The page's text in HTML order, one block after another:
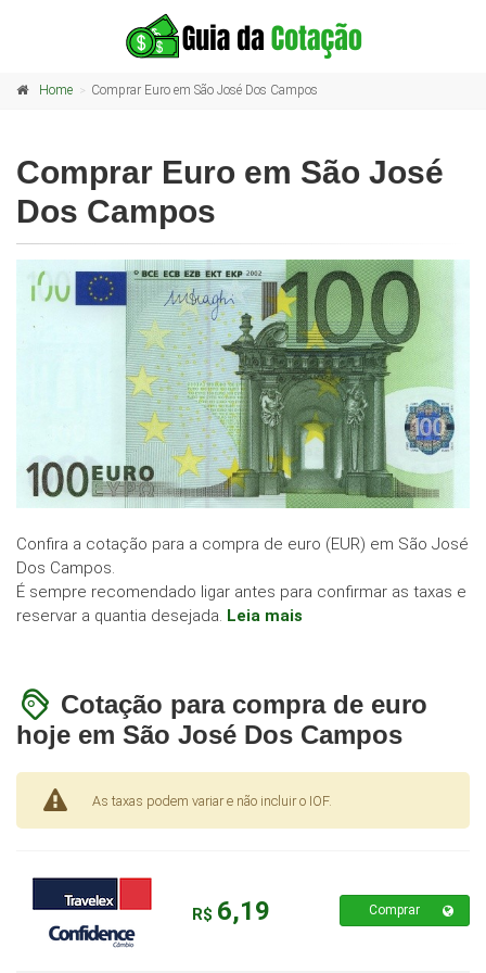
Home Comprar Euro em São José Dos Campos
Comprar Euro em São José
Dos Campos
Confira a cotação para a compra de euro (EUR) em São José
Dos Campos.
É sempre recomendado ligar antes para confirmar as taxas e
reservar a quantia desejada. Leia mais
Cotação para compra de euro
hoje em São José Dos Campos
As taxas podem variar e não incluir o IOF.
R$ 6,19 Comprar